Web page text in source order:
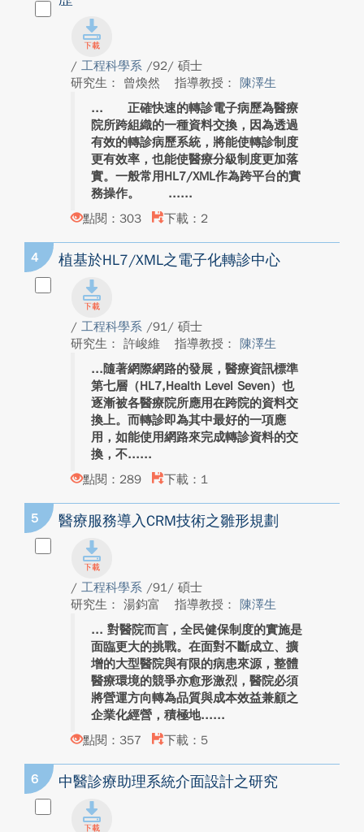
/ 工程科學系 /92/ 碩士
研究生： 曾煥然
指導教授： 陳澤生
正確快速的轉診電子病歷為醫療
院所跨組織的一種資料交換，因為透過
有效的轉診病歷系統，將能使轉診制度
更有效率，也能使醫療分級制度更加落
實。一般常用HL7/XML作為跨平台的實
務操作。 ...
點閱：303
下載：2
4 植基於HL7/XML之電子化轉診中心
/ 工程科學系 /91/ 碩士
研究生： 許峻維
指導教授： 陳澤生
隨著網際網路的發展，醫療資訊標準
第七層（HL7,Health Level Seven）也
逐漸被各醫療院所應用在跨院的資料交
換上。而轉診即為其中最好的一項應
用，如能使用網路來完成轉診資料的交
換，不...
點閱：289
下載：1
5 醫療服務導入CRM技術之雛形規劃
/ 工程科學系 /91/ 碩士
研究生： 湯鈞富
指導教授： 陳澤生
對醫院而言，全民健保制度的實施是
面臨更大的挑戰。在面對不斷成立、擴
增的大型醫院與有限的病患來源，整體
醫療環境的競爭亦愈形激烈，醫院必須
將營運方向轉為品質與成本效益兼顧之
企業化經營，積極地...
點閱：357
下載：5
6 中醫診療助理系統介面設計之研究